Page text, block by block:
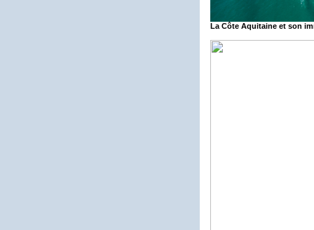
La Côte Aquitaine et son